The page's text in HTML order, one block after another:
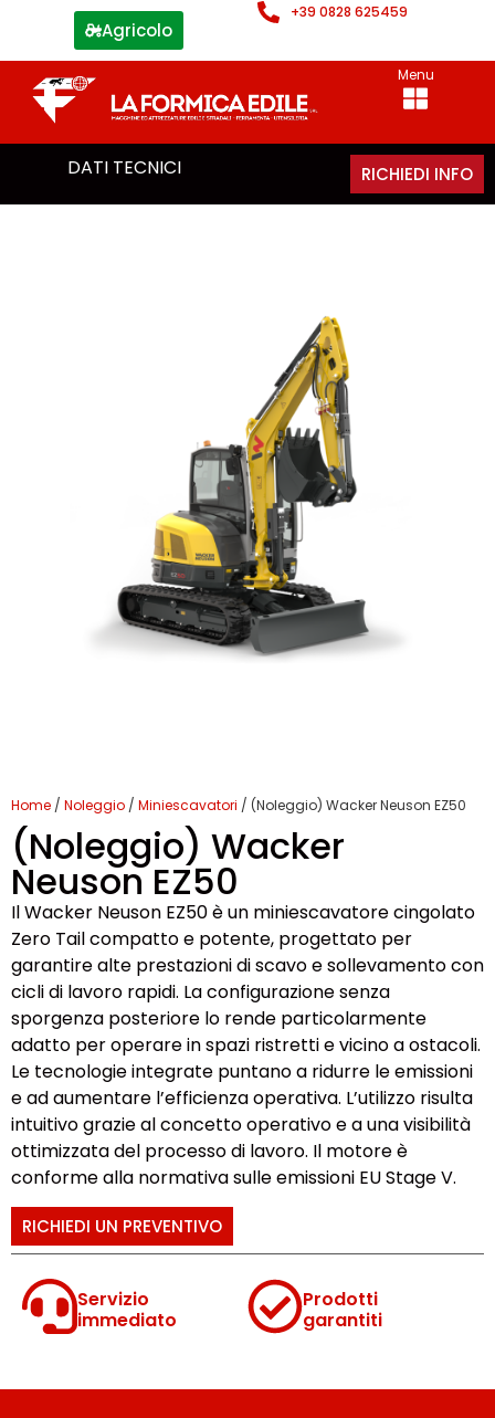
Agricolo
+39 0828 625459
Menu
DATI TECNICI RICHIEDI INFO
Home / Noleggio / Miniescavatori / (Noleggio) Wacker Neuson EZ50
(Noleggio) Wacker
Neuson EZ50
Il Wacker Neuson EZ50 è un miniescavatore cingolato
Zero Tail compatto e potente, progettato per
garantire alte prestazioni di scavo e sollevamento con
cicli di lavoro rapidi. La configurazione senza
sporgenza posteriore lo rende particolarmente
adatto per operare in spazi ristretti e vicino a ostacoli.
Le tecnologie integrate puntano a ridurre le emissioni
e ad aumentare l’efficienza operativa. L’utilizzo risulta
intuitivo grazie al concetto operativo e a una visibilità
ottimizzata del processo di lavoro. Il motore è
conforme alla normativa sulle emissioni EU Stage V.
RICHIEDI UN PREVENTIVO
Servizio
immediato
Prodotti
garantiti